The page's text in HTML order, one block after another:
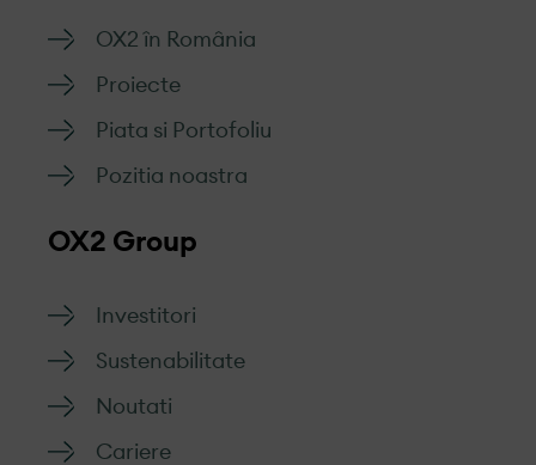
OX2 în România
Proiecte
Piata si Portofoliu
Pozitia noastra
OX2 Group
Investitori
Sustenabilitate
Noutati
Cariere